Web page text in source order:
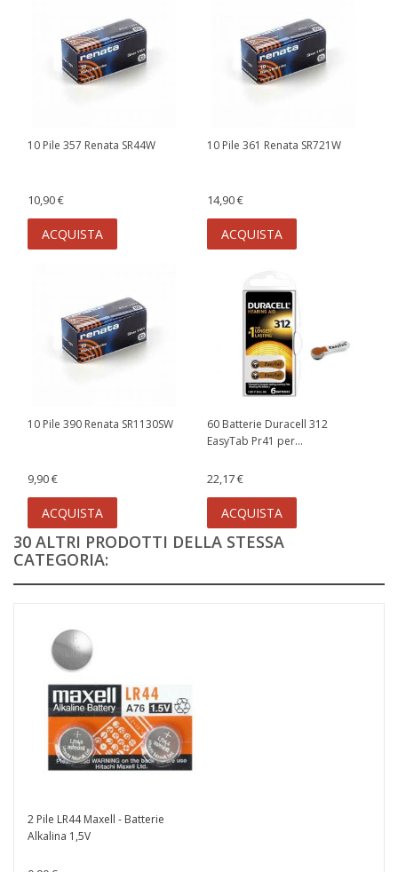
10 Pile 357 Renata SR44W
10,90 €
ACQUISTA
10 Pile 361 Renata SR721W
14,90 €
ACQUISTA
10 Pile 390 Renata SR1130SW
9,90 €
ACQUISTA
60 Batterie Duracell 312
EasyTab Pr41 per...
22,17 €
ACQUISTA
30 ALTRI PRODOTTI DELLA STESSA
CATEGORIA:
2 Pile LR44 Maxell - Batterie
Alkalina 1,5V